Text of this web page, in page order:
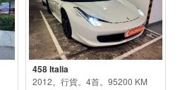
458 Italia
2012。行貨。4首。95200 KM